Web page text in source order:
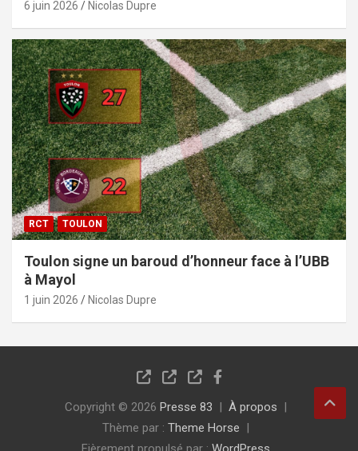
6 juin 2026 Nicolas Dupre
RCT TOULON
Toulon signe un baroud d’honneur face à l’UBB
à Mayol
1 juin 2026 Nicolas Dupre
Copyright © 2026 Presse 83
À propos
Thème par : Theme Horse